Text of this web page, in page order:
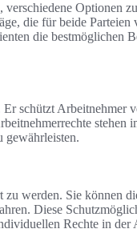
Optionen
die für beide Parteien
die bestmöglichen
schützt Arbeitnehmer
stehen
gewährleisten.
zu werden. Sie können
Diese
Rechte in der